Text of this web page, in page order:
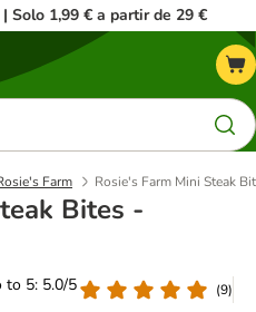
Solo 1,99 € a partir de 29 €
Farm Rosie's Farm Mini Steak
Bites -
to 5: 5.0/5
(9)